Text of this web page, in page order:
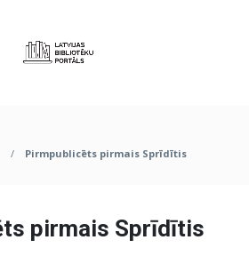
Pirmpublicēts pirmais Sprīdītis
pirmais Sprīdītis